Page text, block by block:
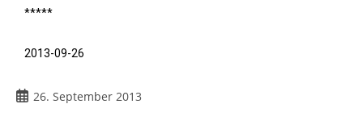
*****
2013-09-26
26. September 2013